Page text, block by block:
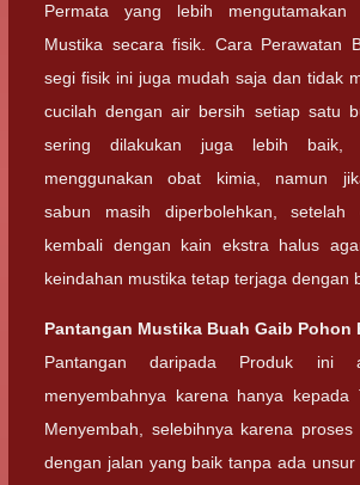
Permata yang lebih mengutamakan
Mustika secara fisik. Cara Perawatan
segi fisik ini juga mudah saja dan tidak
cucilah dengan air bersih setiap satu
sering dilakukan juga lebih baik,
menggunakan obat kimia, namun
sabun masih diperbolehkan, setelah
kembali dengan kain ekstra halus
keindahan mustika tetap terjaga dengan
Pantangan Mustika Buah Gaib Pohon
Pantangan daripada Produk ini
menyembahnya karena hanya kepada
Menyembah, selebihnya karena proses
dengan jalan yang baik tanpa ada